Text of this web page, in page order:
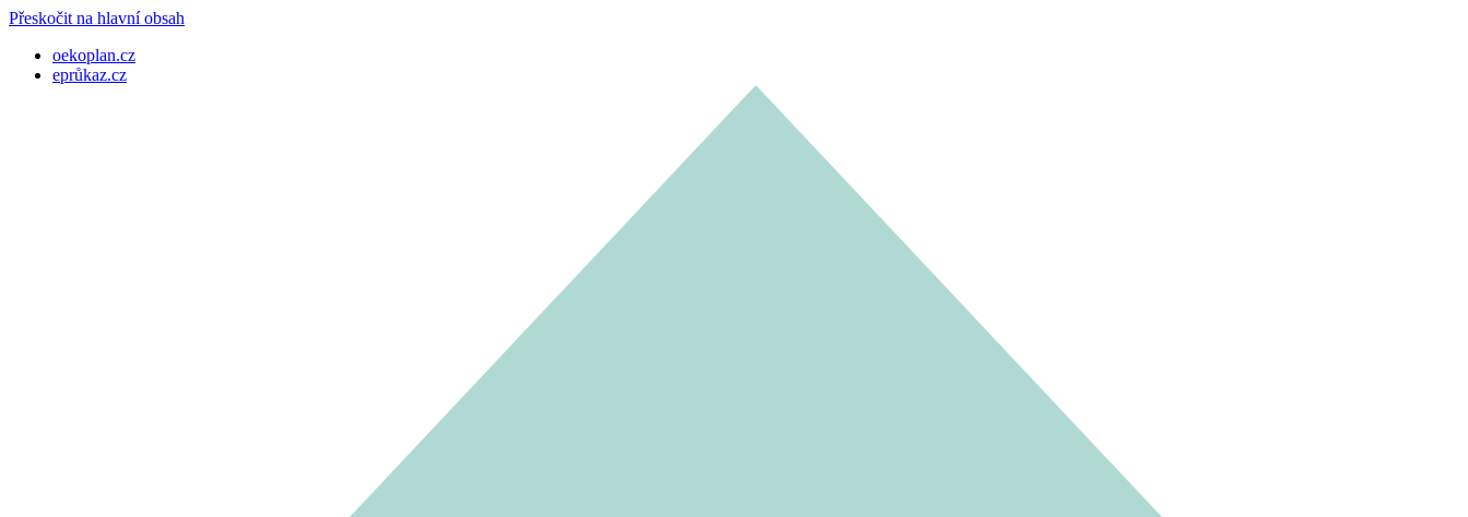
Přeskočit na hlavní obsah
oekoplan.cz
eprůkaz.cz